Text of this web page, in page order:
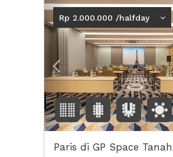
Previous
Rp 2.000.000 /halfday
Paris di GP Space